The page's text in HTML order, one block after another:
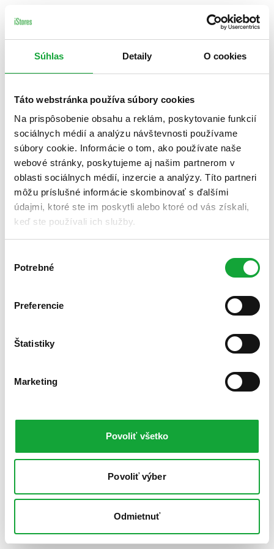
Súhlas Detaily O cookies
Táto webstránka používa súbory cookies
Na prispôsobenie obsahu a reklám, poskytovanie funkcií
sociálnych médií a analýzu návštevnosti používame
súbory cookie. Informácie o tom, ako používate naše
webové stránky, poskytujeme aj našim partnerom v
oblasti sociálnych médií, inzercie a analýzy. Títo partneri
môžu príslušné informácie skombinovať s ďalšími
údajmi, ktoré ste im poskytli alebo ktoré od vás získali,
keď ste používali ich služby.
súhlasu
Potrebné
Preferencie
Štatistiky
Marketing
Povoliť všetko
Povoliť výber
Odmietnuť